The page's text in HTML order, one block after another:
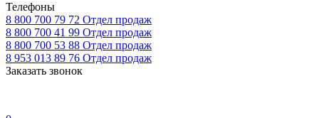
Телефоны
8 800 700 79 72 Отдел продаж
8 800 700 41 99 Отдел продаж
8 800 700 53 88 Отдел продаж
8 953 013 89 76 Отдел продаж
Заказать звонок